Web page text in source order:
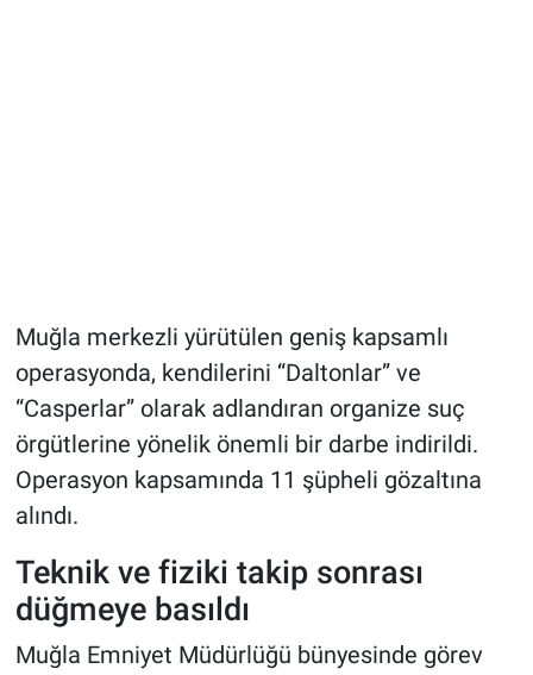
Muğla merkezli yürütülen geniş kapsamlı
operasyonda, kendilerini “Daltonlar” ve
“Casperlar” olarak adlandıran organize suç
örgütlerine yönelik önemli bir darbe indirildi.
Operasyon kapsamında 11 şüpheli gözaltına
alındı.
Teknik ve fiziki takip sonrası
düğmeye basıldı
Muğla Emniyet Müdürlüğü bünyesinde görev